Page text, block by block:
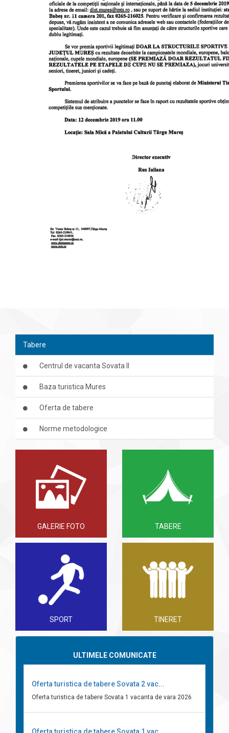
Tabere
Centrul de vacanta Sovata II
Baza turistica Mures
Oferta de tabere
Norme metodologice
GALERIE FOTO TABERE
SPORT TINERET
ULTIMELE COMUNICATE
Oferta turistica de tabere Sovata 2 vac...
Oferta turistica de tabere Sovata 1 vacanta de vara 2026